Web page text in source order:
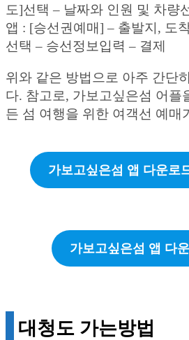
도]선택 – 날짜와 인원 및 차량
앱 : [승선권예매] – 출발지, 도
선택 – 승선정보입력 – 결제
위와 같은 방법으로 아주 간단
다. 참고로, 가보고싶은섬 어플
든 섬 여행을 위한 여객선 예매
가보고싶은섬 앱 다운로
가보고싶은섬 앱 다
대청도 가는방법